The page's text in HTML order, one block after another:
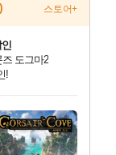
스토어+
나보세요!
지!
예약하세요!
만나보세요!
나보세요!
만나보세요!
지!
도그마2
!